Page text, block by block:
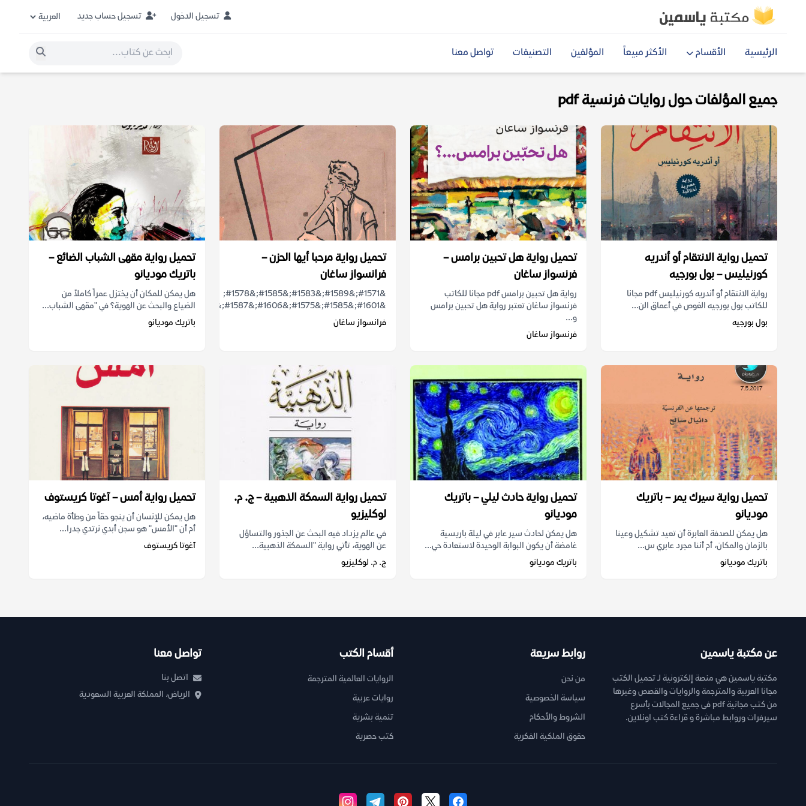
تسجيل الدخول تسجيل حساب جديد
الرئيسية الأقسام الأكثر مبيعاً المؤلفين التصنيفات تواصل معنا
جميع المؤلفات حول روايات فرنسية pdf
تحميل رواية الانتقام أو أندريه
كورنيليس – بول بورجيه
رواية الانتقام أو أندريه كورنيليس pdf مجانا
للكاتب بول بورجيه الغوص في أعماق الن...
بول بورجيه
تحميل رواية هل تحبين برامس –
فرنسواز ساغان
رواية هل تحبين برامس pdf مجانا للكاتب
فرنسواز ساغان تعتبر رواية هل تحبين برامس
و...
فرنسواز ساغان
تحميل رواية مرحبا أيها الحزن –
فرانسواز ساغان
&#1571;&#1589;&#1583;&#1585;&#1578;
&#1601;&#1585;&#1575;&#1606;&#1587;&#1608;&#...
فرانسواز ساغان
تحميل رواية مقهى الشباب الضائع –
باتريك موديانو
هل يمكن للمكان أن يختزل عمراً كاملاً من
الضياع والبحث عن الهوية؟ في "مقهى الشباب...
باتريك موديانو
تحميل رواية سيرك يمر – باتريك
موديانو
هل يمكن للصدفة العابرة أن تعيد تشكيل وعينا
بالزمان والمكان، أم أننا مجرد عابري س...
باتريك موديانو
تحميل رواية حادث ليلي – باتريك
موديانو
هل يمكن لحادث سير عابر في ليلة باريسية
غامضة أن يكون البوابة الوحيدة لاستعادة حي...
باتريك موديانو
تحميل رواية السمكة الذهبية – ج. م.
لوكليزيو
في عالم يزداد فيه البحث عن الجذور والتساؤل
عن الهوية، تأتي رواية "السمكة الذهبية...
ج. م. لوكليزيو
تحميل رواية أمس – آغوتا كريستوف
هل يمكن للإنسان أن ينجو حقاً من وطأة ماضيه،
أم أن "الأمس" هو سجن أبدي نرتدي جدرا...
آغوتا كريستوف
عن مكتبة ياسمين
مكتبة ياسمين هي منصة إلكترونية لـ تحميل الكتب
مجانا العربية والمترجمة والروايات والقصص وغيرها
من كتب مجانية pdf فى جميع المجالات بأسرع
سيرفرات وروابط مباشرة و قراءة كتب اونلاين.
روابط سريعة
من نحن
سياسة الخصوصية
الشروط والأحكام
حقوق الملكية الفكرية
أقسام الكتب
الروايات العالمية المترجمة
روايات عربية
تنمية بشرية
كتب حصرية
تواصل معنا
اتصل بنا
الرياض، المملكة العربية السعودية